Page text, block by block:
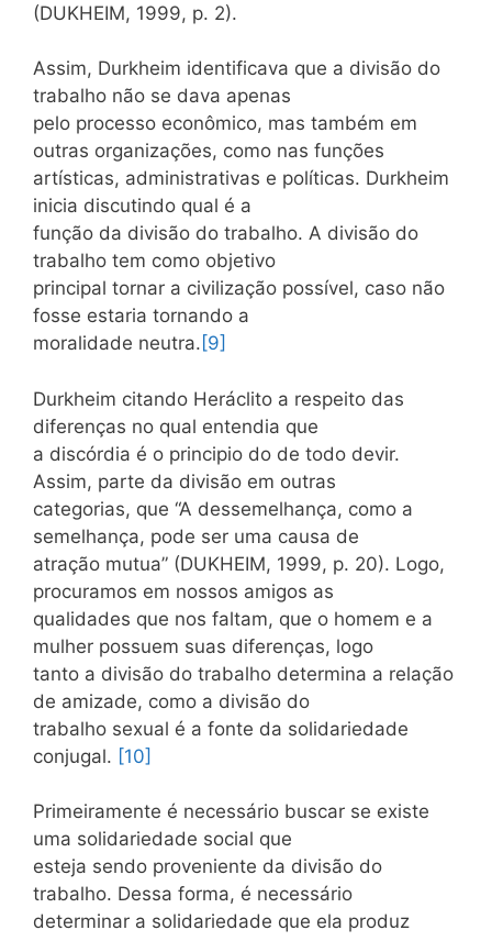
(DUKHEIM, 1999, p. 2).
Assim, Durkheim identificava que a divisão do
trabalho não se dava apenas
pelo processo econômico, mas também em
outras organizações, como nas funções
artísticas, administrativas e políticas. Durkheim
inicia discutindo qual é a
função da divisão do trabalho. A divisão do
trabalho tem como objetivo
principal tornar a civilização possível, caso não
fosse estaria tornando a
moralidade neutra. [9]
Durkheim citando Heráclito a respeito das
diferenças no qual entendia que
a discórdia é o principio do de todo devir.
Assim, parte da divisão em outras
categorias, que “A dessemelhança, como a
semelhança, pode ser uma causa de
atração mutua” (DUKHEIM, 1999, p. 20). Logo,
procuramos em nossos amigos as
qualidades que nos faltam, que o homem e a
mulher possuem suas diferenças, logo
tanto a divisão do trabalho determina a relação
de amizade, como a divisão do
trabalho sexual é a fonte da solidariedade
conjugal. [10]
Primeiramente é necessário buscar se existe
uma solidariedade social que
esteja sendo proveniente da divisão do
trabalho. Dessa forma, é necessário
determinar a solidariedade que ela produz